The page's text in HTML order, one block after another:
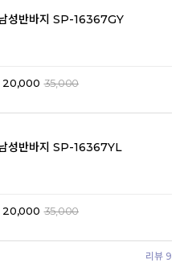
성반바지 SP-16367GY
20,000 35,000
성반바지 SP-16367YL
20,000 35,000
리뷰 9